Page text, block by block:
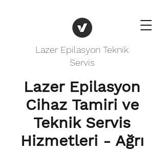
Lazer Epilasyon Teknik
Servis
Lazer Epilasyon
Cihaz Tamiri ve
Teknik Servis
Hizmetleri - Ağrı